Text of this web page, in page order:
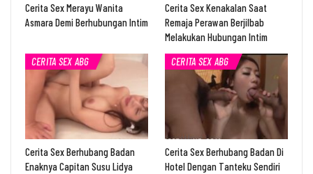
Cerita Sex Merayu Wanita
Asmara Demi Berhubungan Intim
Cerita Sex Kenakalan Saat
Remaja Perawan Berjilbab
Melakukan Hubungan Intim
CERITA SEX ABG
Cerita Sex Berhubang Badan
Enaknya Capitan Susu Lidya
CERITA SEX ABG
Cerita Sex Berhubang Badan Di
Hotel Dengan Tanteku Sendiri